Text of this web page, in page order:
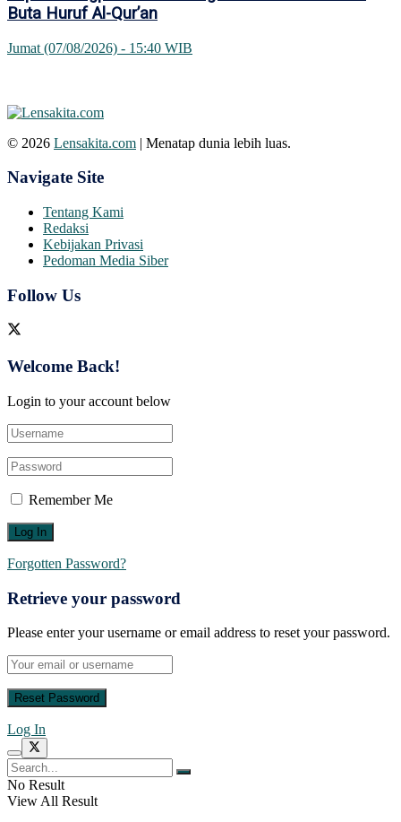
Buta Huruf Al-Qur’an
Jumat (07/08/2026) - 15:40 WIB
© 2026 Lensakita.com | Menatap dunia lebih luas.
Navigate Site
Tentang Kami
Redaksi
Kebijakan Privasi
Pedoman Media Siber
Follow Us
Welcome Back!
Login to your account below
Remember Me
Forgotten Password?
Retrieve your password
Please enter your username or email address to reset your password.
Log In
No Result
View All Result